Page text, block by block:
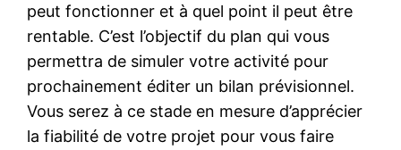
peut fonctionner et à quel point il peut être
rentable. C’est l’objectif du plan qui vous
permettra de simuler votre activité pour
prochainement éditer un bilan prévisionnel.
Vous serez à ce stade en mesure d’apprécier
la fiabilité de votre projet pour vous faire